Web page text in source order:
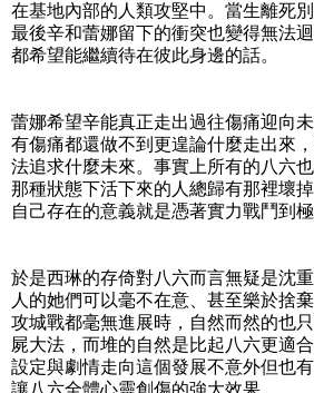
在基地內部的人類攻堅中。當生離死
最後辛和蕾娜留下的衝突也變得無法
都希望能繼續待在彼此身邊的話。
蕾娜希望辛能真正走出過往傷痛迎向
有傷痛都還做不到更遑論什麼走出來
法追求什麼未來。事實上所有的八六
那種狀態下活下來的人總歸有那裡壞
自己存在的意義就是憑著實力戰鬥到極
於是西琳的存倚對八六而言無疑是沈
人的她們可以毫不在意、甚至樂於捨
攻城戰都毫無進展時，自然而然的也
屍大法，而堆的自然是比起八六更適
設定與劇情走向這個發展不意外但也
讓八六全體心靈創傷的強大效果。